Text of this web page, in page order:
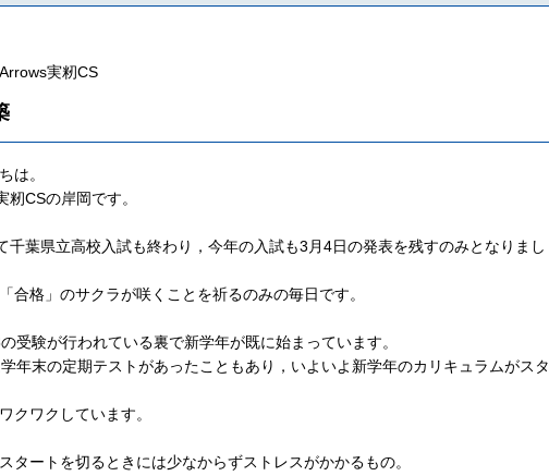
実籾CS
は。
CSの岸岡です。
千葉県立高校入試も終わり，今年の入試も3月4日の発表を残すのみとなりまし
合格」のサクラが咲くことを祈るのみの毎日です。
受験が行われている裏で新学年が既に始まっています。
年末の定期テストがあったこともあり，いよいよ新学年のカリキュラムがスタ
クワクしています。
タートを切るときには少なからずストレスがかかるもの。